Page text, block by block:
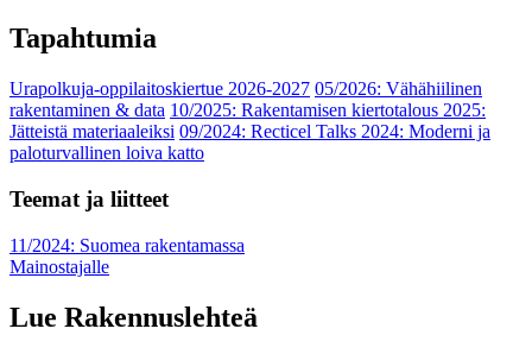
Tapahtumia
Urapolkuja-oppilaitoskiertue 2026-2027 05/2026: Vähähiilinen
rakentaminen & data 10/2025: Rakentamisen kiertotalous 2025:
Jätteistä materiaaleiksi 09/2024: Recticel Talks 2024: Moderni ja
paloturvallinen loiva katto
Teemat ja liitteet
11/2024: Suomea rakentamassa
Mainostajalle
Lue Rakennuslehteä